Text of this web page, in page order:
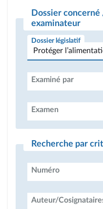
Dossier concerné
examinateur
Dossier législatif
Examiné par
Examen
Recherche par
Numéro
Auteur/